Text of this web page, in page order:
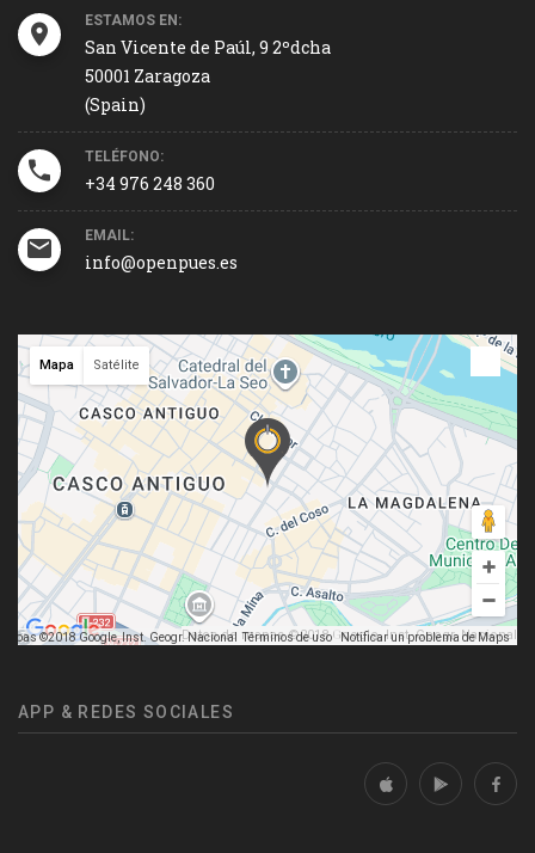
ESTAMOS EN:
San Vicente de Paúl, 9 2ºdcha
50001 Zaragoza
(Spain)
TELÉFONO:
+34 976 248 360
EMAIL:
info@openpues.es
©2018 Google, Inst. Geogr. NacionalDatos de mapas ©2018 Google, Inst. Geogr. Nacional
Términos de uso Notificar un problema de Maps
Mapa Satélite
APP & REDES SOCIALES